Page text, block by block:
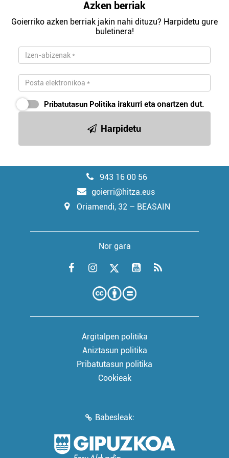
Azken berriak
Goierriko azken berriak jakin nahi dituzu? Harpidetu gure
buletinera!
Pribatutasun Politika irakurri eta onartzen dut.
Harpidetu
943 16 00 56
goierri@hitza.eus
Oriamendi, 32 – BEASAIN
Nor gara
Argitalpen politika
Aniztasun politika
Pribatutasun politika
Cookieak
Babesleak: